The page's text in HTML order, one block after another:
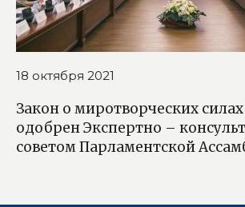
18 октября 2021
Закон о миротворческих
одобрен Экспертно –
советом Парламентской